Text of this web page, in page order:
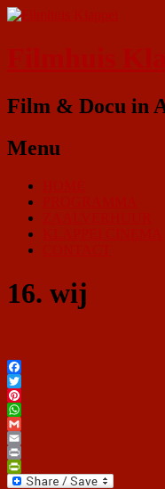
Film & Docu in
Menu
16. wij
Facebook
Twitter
Pinterest
WhatsApp
Gmail
Email
Print
PrintFriendly